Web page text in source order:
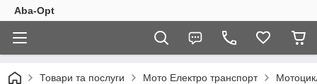
Aba-Opt
Товари та послуги Мото Електро транспорт